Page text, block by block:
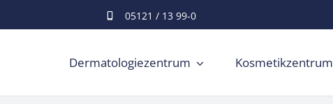
05121 / 13 99-0
Dermatologiezentrum Kosmetikzentrum